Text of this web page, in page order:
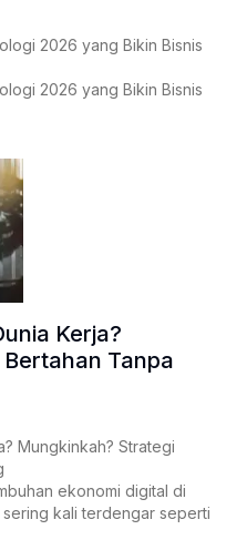
2026 yang Bikin Bisnis
2026 yang Bikin Bisnis
dari pagi hingga larut
yang
Kerja?
Tanpa
Mungkinkah? Strategi
ekonomi digital di
kali terdengar seperti